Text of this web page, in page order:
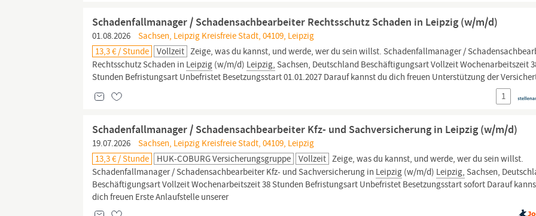
Schadenfallmanager / Schadensachbearbeiter Rechtsschutz Schaden in Leipzig (w/m/d)
01.08.2026
Sachsen, Leipzig Kreisfreie Stadt, 04109, Leipzig
13,3 € / Stunde
Vollzeit Zeige, was du kannst, und werde, wer du sein willst. Schadenfallmanager /
Rechtsschutz Schaden in Leipzig (w/m/d) Leipzig, Sachsen, Deutschland Beschäftigungsart Vollzeit Wochenarbeitszeit
Stunden Befristungsart Unbefristet Besetzungsstart 01.01.2027 Darauf kannst du dich freuen Unterstützung der
1
Schadenfallmanager / Schadensachbearbeiter Kfz- und Sachversicherung in Leipzig (w/m/d)
19.07.2026
Sachsen, Leipzig Kreisfreie Stadt, 04109, Leipzig
13,3 € / Stunde
HUK-COBURG Versicherungsgruppe Vollzeit Zeige, was du kannst, und werde, wer du sein willst.
Schadenfallmanager / Schadensachbearbeiter Kfz- und Sachversicherung in Leipzig (w/m/d) Leipzig, Sachsen,
Beschäftigungsart Vollzeit Wochenarbeitszeit 38 Stunden Befristungsart Unbefristet Besetzungsstart sofort Darauf
dich freuen Erste Anlaufstelle unserer